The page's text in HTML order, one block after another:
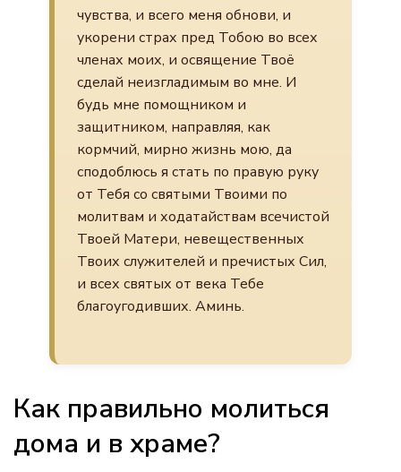
чувства, и всего меня обнови, и
укорени страх пред Тобою во всех
членах моих, и освящение Твоё
сделай неизгладимым во мне. И
будь мне помощником и
защитником, направляя, как
кормчий, мирно жизнь мою, да
сподоблюсь я стать по правую руку
от Тебя со святыми Твоими по
молитвам и ходатайствам всечистой
Твоей Матери, невещественных
Твоих служителей и пречистых Сил,
и всех святых от века Тебе
благоугодивших. Аминь.
Как правильно молиться
дома и в храме?